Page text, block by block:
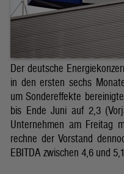
Der deutsche
in den ersten sechs
um Sondereffekte
bis Ende Juni auf 2,3
Unternehmen am Freitag
rechne der Vorstand
EBITDA zwischen 4,6 und